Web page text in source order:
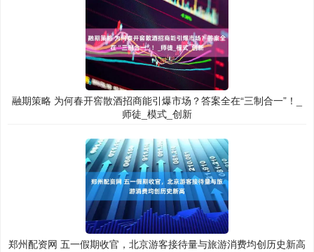
融期策略 为何春开窖散酒招商能引爆市场？答案全在“三制合一”！_
师徒_模式_创新
郑州配资网 五一假期收官，北京游客接待量与旅游消费均创历史新高